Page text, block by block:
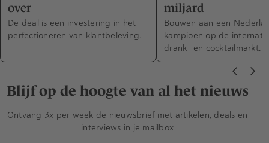
over
De deal is een investering in het
perfectioneren van klantbeleving.
miljard
Bouwen aan een
kampioen op de
drank- en cocktailmarkt.
Blijf op de hoogte van al het nieuws
Ontvang 3x per week de nieuwsbrief met artikelen, deals en
interviews in je mailbox